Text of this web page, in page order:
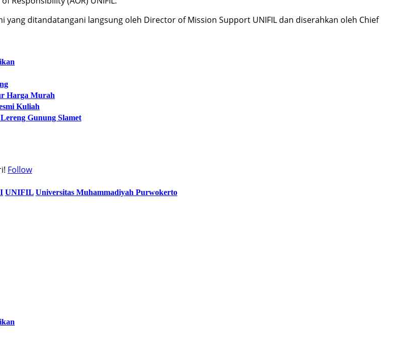
ditandatangani langsung oleh Director of Mission Support UNIFIL dan diserahkan oleh Chief
Harga Murah
Kuliah
Gunung Slamet
Follow
UNIFIL Universitas Muhammadiyah Purwokerto